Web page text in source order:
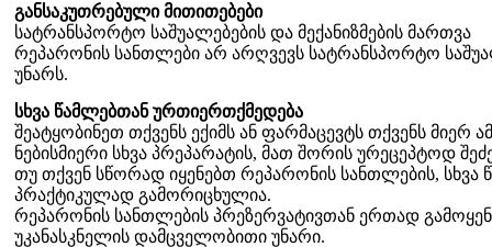
განსაკუთრებული მითითებები
სატრანსპორტო საშუალებების და მექანიზმების მართვა
რეპარონის სანთლები არ არღვევს სატრანსპორტო
უნარს.
სხვა წამლებთან ურთიერთქმედება
შეატყობინეთ თქვენს ექიმს ან ფარმაცევტს თქვენს
ნებისმიერი სხვა პრეპარატის, მათ შორის ურეცეპტოდ
თუ თქვენ სწორად იყენებთ რეპარონის სანთლების,
პრაქტიკულად გამორიცხულია.
რეპარონის სანთლების პრეზერვატივთან ერთად
უკანასკნელის დამცველობითი უნარი.